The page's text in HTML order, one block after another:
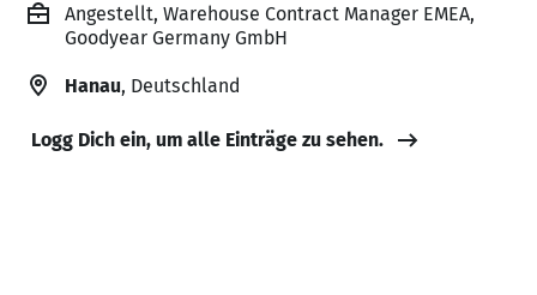
Angestellt, Warehouse Contract Manager EMEA,
Goodyear Germany GmbH
Hanau, Deutschland
Logg Dich ein, um alle Einträge zu sehen.